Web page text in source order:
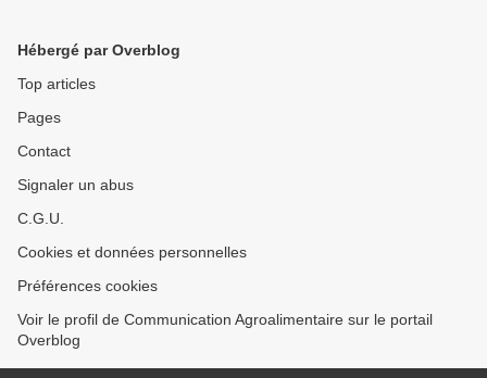
Hébergé par Overblog
Top articles
Pages
Contact
Signaler un abus
C.G.U.
Cookies et données personnelles
Préférences cookies
Voir le profil de Communication Agroalimentaire sur le portail
Overblog